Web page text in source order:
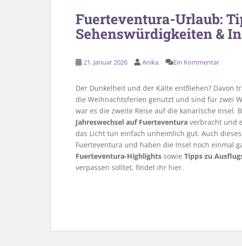
Fuerteventura-Urlaub:
Sehenswürdigkeiten &
21. Januar 2026 Anika Ein Kommentar
Der Dunkelheit und der Kälte entfliehen? Davon
die Weihnachtsferien genutzt und sind für zwei
war es die zweite Reise auf die kanarische Insel.
Jahreswechsel auf Fuerteventura verbracht und
das Licht tun einfach unheimlich gut. Auch
Fuerteventura und haben die Insel noch einmal
Fuerteventura-Highlights sowie Tipps zu
verpassen solltet, findet ihr hier.